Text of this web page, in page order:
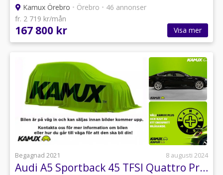
Kamux Örebro • Örebro • 46 annonser
fr. 2 719 kr/mån
167 800 kr Visa mer
Begagnad 2021 8 augusti 2024
Audi A5 Sportback 45 TFSI Quattro Proline Adv Matrix 265hk